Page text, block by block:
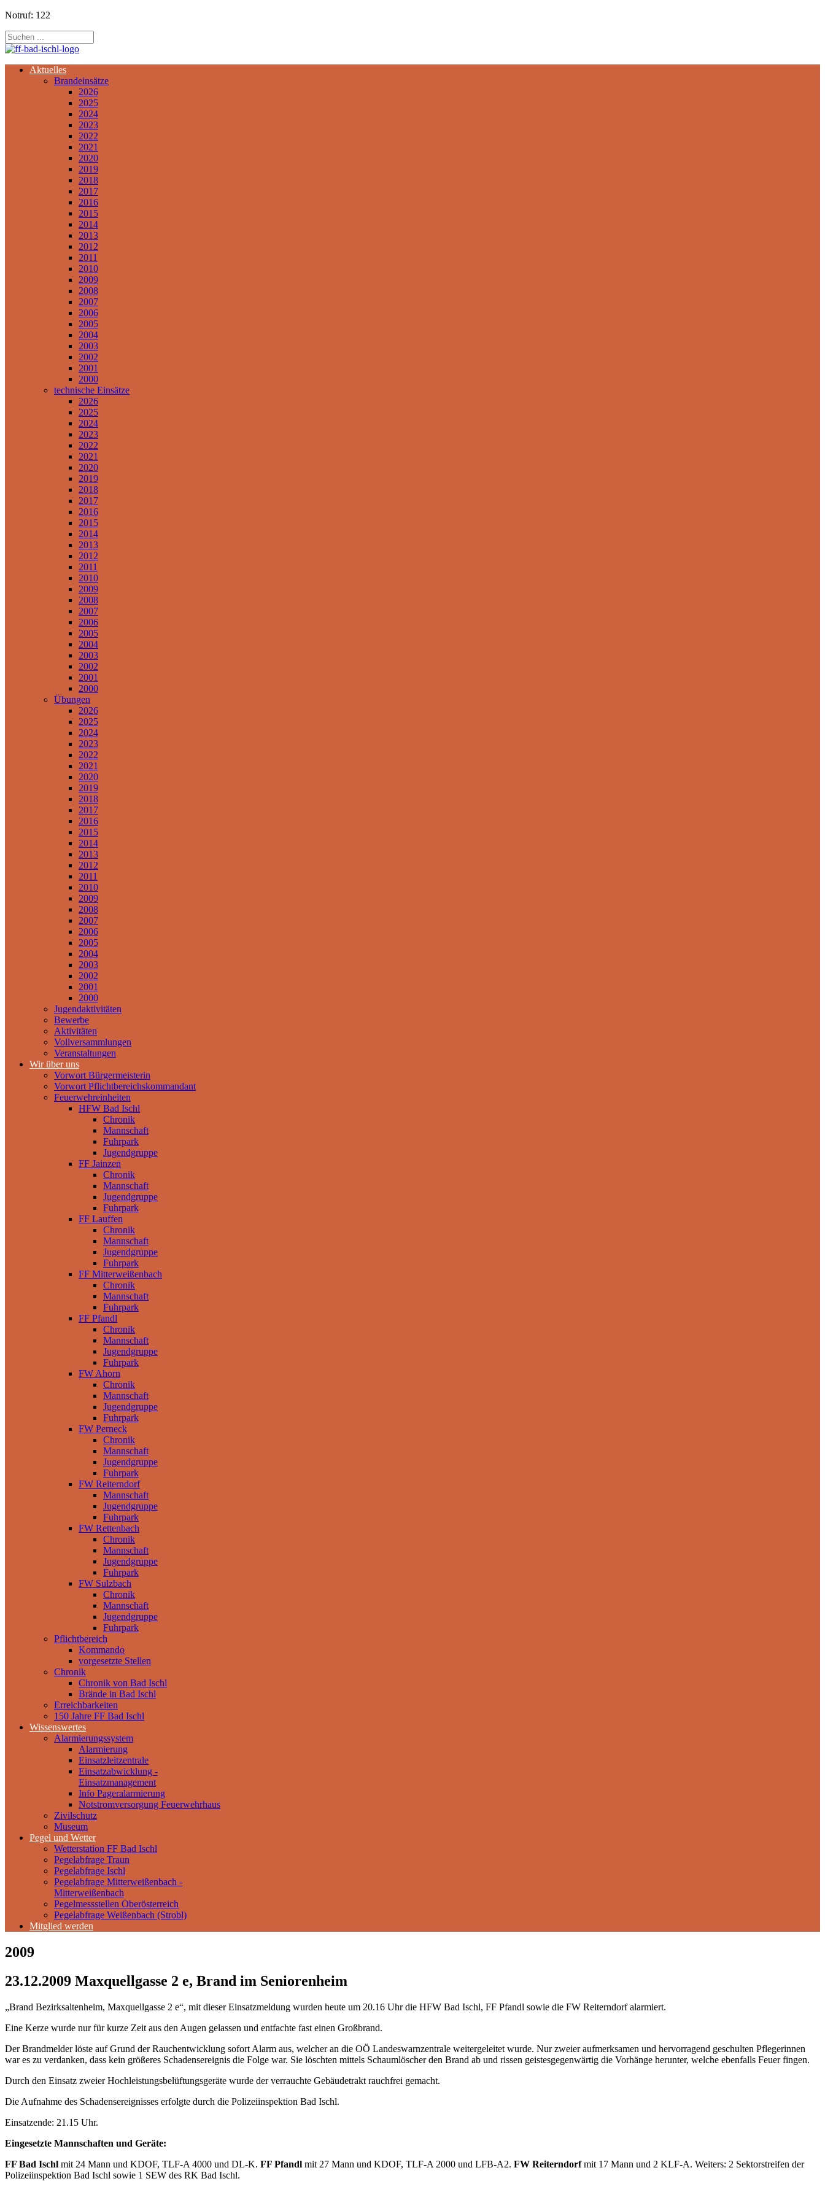
Notruf: 122
Aktuelles
Brandeinsätze
2026
2025
2024
2023
2022
2021
2020
2019
2018
2017
2016
2015
2014
2013
2012
2011
2010
2009
2008
2007
2006
2005
2004
2003
2002
2001
2000
technische Einsätze
2026
2025
2024
2023
2022
2021
2020
2019
2018
2017
2016
2015
2014
2013
2012
2011
2010
2009
2008
2007
2006
2005
2004
2003
2002
2001
2000
Übungen
2026
2025
2024
2023
2022
2021
2020
2019
2018
2017
2016
2015
2014
2013
2012
2011
2010
2009
2008
2007
2006
2005
2004
2003
2002
2001
2000
Jugendaktivitäten
Bewerbe
Aktivitäten
Vollversammlungen
Veranstaltungen
Wir über uns
Vorwort Bürgermeisterin
Vorwort Pflichtbereichskommandant
Feuerwehreinheiten
HFW Bad Ischl
Chronik
Mannschaft
Fuhrpark
Jugendgruppe
FF Jainzen
Chronik
Mannschaft
Jugendgruppe
Fuhrpark
FF Lauffen
Chronik
Mannschaft
Jugendgruppe
Fuhrpark
FF Mitterweißenbach
Chronik
Mannschaft
Fuhrpark
FF Pfandl
Chronik
Mannschaft
Jugendgruppe
Fuhrpark
FW Ahorn
Chronik
Mannschaft
Jugendgruppe
Fuhrpark
FW Perneck
Chronik
Mannschaft
Jugendgruppe
Fuhrpark
FW Reiterndorf
Mannschaft
Jugendgruppe
Fuhrpark
FW Rettenbach
Chronik
Mannschaft
Jugendgruppe
Fuhrpark
FW Sulzbach
Chronik
Mannschaft
Jugendgruppe
Fuhrpark
Pflichtbereich
Kommando
vorgesetzte Stellen
Chronik
Chronik von Bad Ischl
Brände in Bad Ischl
Erreichbarkeiten
150 Jahre FF Bad Ischl
Wissenswertes
Alarmierungssystem
Alarmierung
Einsatzleitzentrale
Einsatzabwicklung -
Einsatzmanagement
Info Pageralarmierung
Notstromversorgung Feuerwehrhaus
Zivilschutz
Museum
Pegel und Wetter
Wetterstation FF Bad Ischl
Pegelabfrage Traun
Pegelabfrage Ischl
Pegelabfrage Mitterweißenbach -
Mitterweißenbach
Pegelmessstellen Oberösterreich
Pegelabfrage Weißenbach (Strobl)
Mitglied werden
2009
23.12.2009 Maxquellgasse 2 e, Brand im Seniorenheim
„Brand Bezirksaltenheim, Maxquellgasse 2 e“, mit dieser Einsatzmeldung wurden heute um 20.16 Uhr die HFW Bad Ischl, FF Pfandl sowie die FW Reiterndorf alarmiert.
Eine Kerze wurde nur für kurze Zeit aus den Augen gelassen und entfachte fast einen Großbrand.
Der Brandmelder löste auf Grund der Rauchentwicklung sofort Alarm aus, welcher an die OÖ Landeswarnzentrale weitergeleitet wurde. Nur zweier aufmerksamen und hervorragend geschulten Pflegerinnen
war es zu verdanken, dass kein größeres Schadensereignis die Folge war. Sie löschten mittels Schaumlöscher den Brand ab und rissen geistesgegenwärtig die Vorhänge herunter, welche ebenfalls Feuer fingen.
Durch den Einsatz zweier Hochleistungsbelüftungsgeräte wurde der verrauchte Gebäudetrakt rauchfrei gemacht.
Die Aufnahme des Schadensereignisses erfolgte durch die Polizeiinspektion Bad Ischl.
Einsatzende: 21.15 Uhr.
Eingesetzte Mannschaften und Geräte:
FF Bad Ischl mit 24 Mann und KDOF, TLF-A 4000 und DL-K. FF Pfandl mit 27 Mann und KDOF, TLF-A 2000 und LFB-A2. FW Reiterndorfmit 17 Mann und 2 KLF-A. Weiters: 2 Sektorstreifen der
Polizeiinspektion Bad Ischl sowie 1 SEW des RK Bad Ischl.